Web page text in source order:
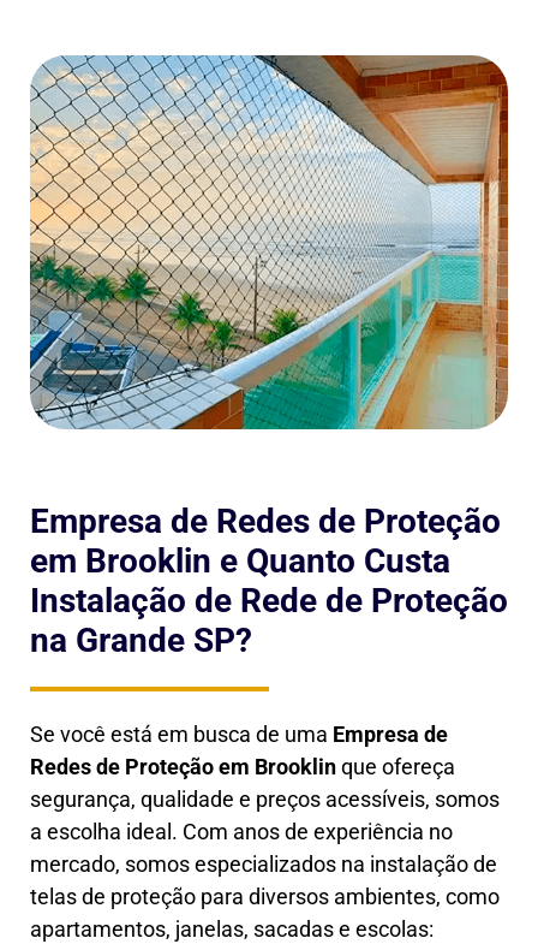
Empresa de Redes de Proteção
em Brooklin e Quanto Custa
Instalação de Rede de Proteção
na Grande SP?
Se você está em busca de uma Empresa de
Redes de Proteção em Brooklinque ofereça
segurança, qualidade e preços acessíveis, somos
a escolha ideal. Com anos de experiência no
mercado, somos especializados na instalação de
telas de proteção para diversos ambientes, como
apartamentos, janelas, sacadas e escolas: